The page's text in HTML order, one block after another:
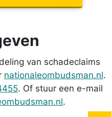
van schadeclaims
nationaleombudsman.nl.
. Of stuur een e-mail
.